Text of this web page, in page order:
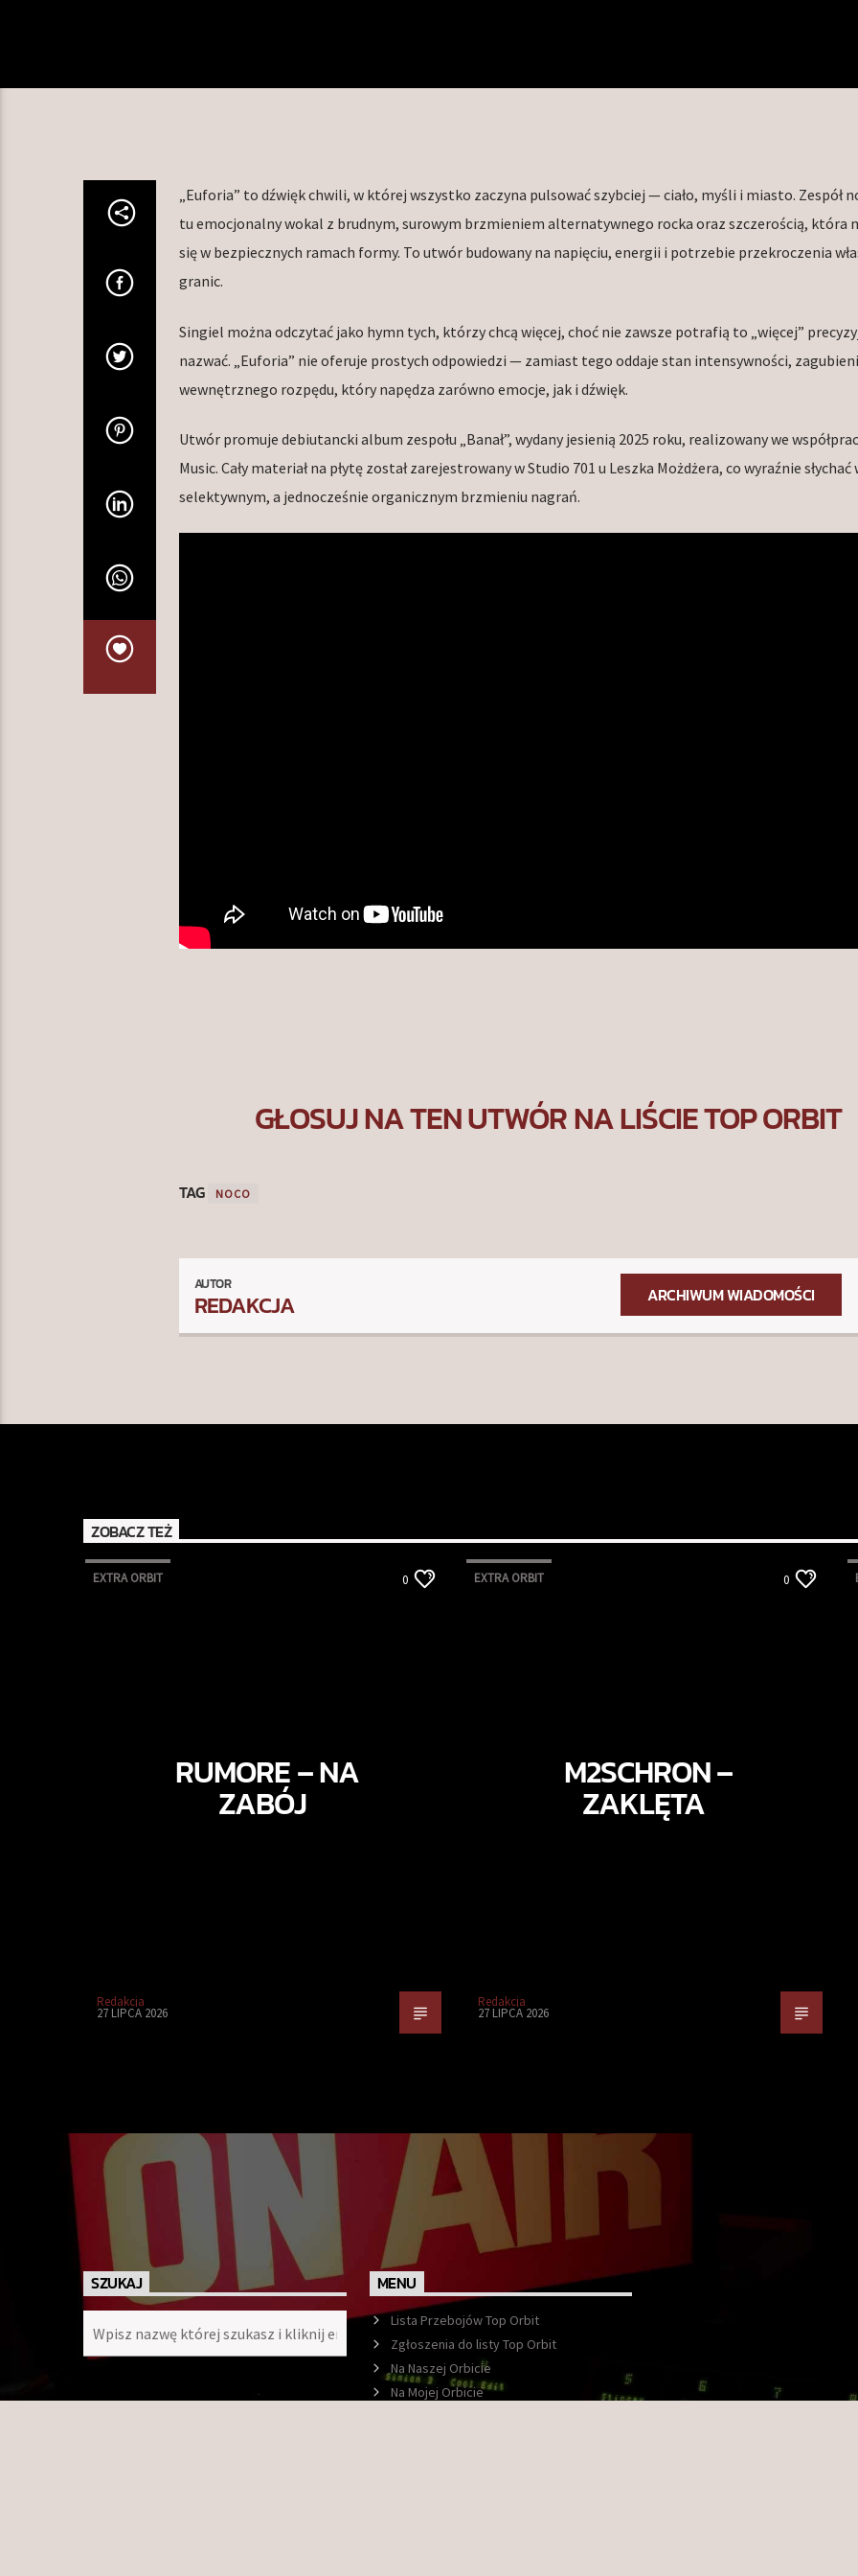
„Euforia” to dźwięk chwili, w której wszystko zaczyna pulsować szybciej — ciało, myśli i miasto. Zespół
tu emocjonalny wokal z brudnym, surowym brzmieniem alternatywnego rocka oraz szczerością, która
się w bezpiecznych ramach formy. To utwór budowany na napięciu, energii i potrzebie przekroczenia
granic.
Singiel można odczytać jako hymn tych, którzy chcą więcej, choć nie zawsze potrafią to „więcej”
nazwać. „Euforia” nie oferuje prostych odpowiedzi — zamiast tego oddaje stan intensywności,
wewnętrznego rozpędu, który napędza zarówno emocje, jak i dźwięk.
Utwór promuje debiutancki album zespołu „Banał”, wydany jesienią 2025 roku, realizowany we
Music. Cały materiał na płytę został zarejestrowany w Studio 701 u Leszka Możdżera, co wyraźnie słychać
selektywnym, a jednocześnie organicznym brzmieniu nagrań.
GŁOSUJ NA TEN UTWÓR NA LIŚCIE TOP ORBIT
TAG NOCO
AUTOR
REDAKCJA ARCHIWUM WIADOMOŚCI
ZOBACZ TEŻ
EXTRA ORBIT 0
RUMORE – NA
ZABÓJ
Redakcja
27 LIPCA 2026
EXTRA ORBIT 0
M2SCHRON –
ZAKLĘTA
Redakcja
27 LIPCA 2026
SZUKAJ MENU
Lista Przebojów Top Orbit
Zgłoszenia do listy Top Orbit
Na Naszej Orbicie
Na Mojej Orbicie